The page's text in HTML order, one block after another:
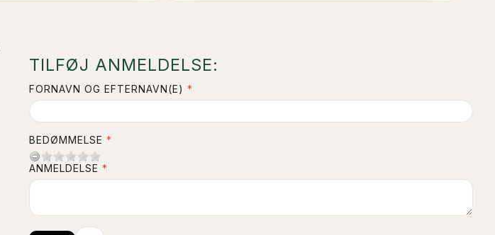
TILFØJ ANMELDELSE:
FORNAVN OG EFTERNAVN(E)
BEDØMMELSE
ANMELDELSE